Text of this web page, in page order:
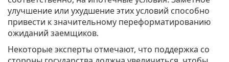
улучшение или ухудшение этих условий способно
привести к значительному переформатированию
ожиданий заемщиков.
Некоторые эксперты отмечают, что поддержка со